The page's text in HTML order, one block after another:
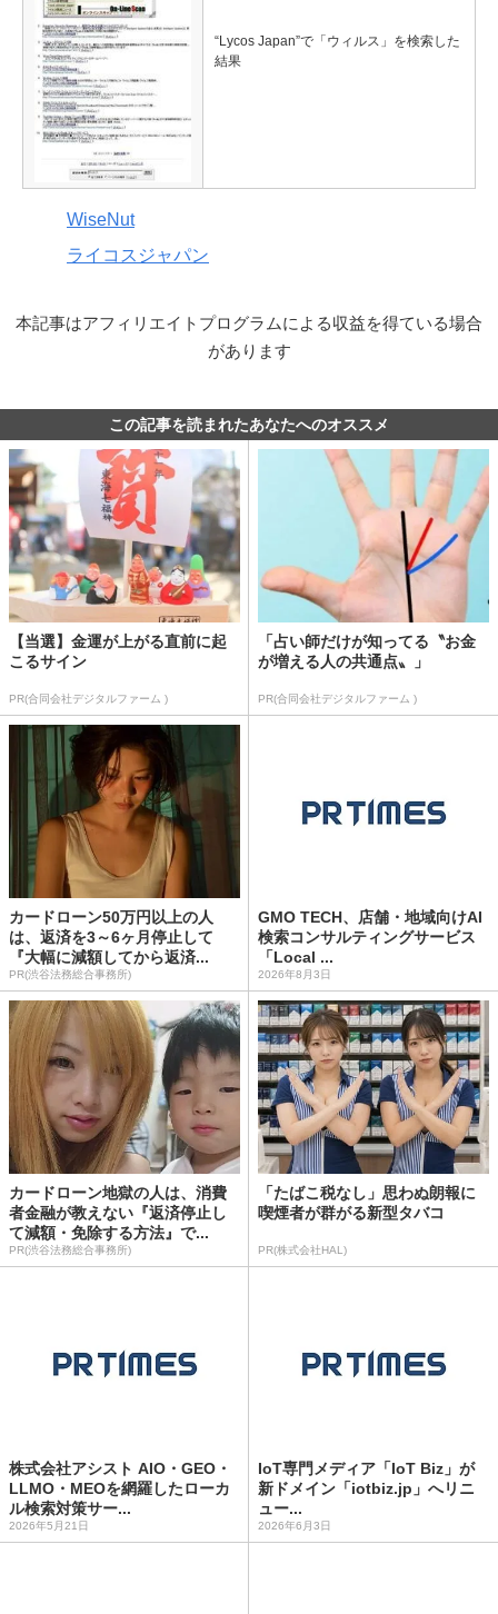
“Lycos Japan”で「ウィルス」を検索した
結果
WiseNut
ライコスジャパン
本記事はアフィリエイトプログラムによる収益を得ている場合
があります
この記事を読まれたあなたへのオススメ
【当選】金運が上がる直前に起
こるサイン
PR(合同会社デジタルファーム )
「占い師だけが知ってる〝お金
が増える人の共通点〟」
PR(合同会社デジタルファーム )
カードローン50万円以上の人
は、返済を3～6ヶ月停止して
『大幅に減額してから返済...
PR(渋谷法務総合事務所)
GMO TECH、店舗・地域向けAI
検索コンサルティングサービス
「Local ...
2026年8月3日
カードローン地獄の人は、消費
者金融が教えない『返済停止し
て減額・免除する方法』で...
PR(渋谷法務総合事務所)
「たばこ税なし」思わぬ朗報に
喫煙者が群がる新型タバコ
PR(株式会社HAL)
株式会社アシスト AIO・GEO・
LLMO・MEOを網羅したローカ
ル検索対策サー...
2026年5月21日
IoT専門メディア「IoT Biz」が
新ドメイン「iotbiz.jp」へリニ
ュー...
2026年6月3日